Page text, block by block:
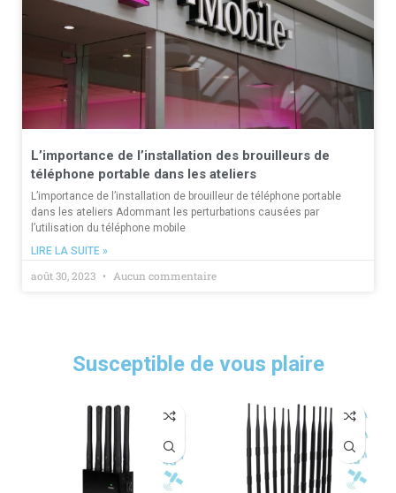
L’importance de l’installation des brouilleurs de
téléphone portable dans les ateliers
L’importance de l’installation de brouilleur de téléphone portable
dans les ateliers Adommant les perturbations causées par
l’utilisation du téléphone mobile
LIRE LA SUITE »
août 30, 2023 Aucun commentaire
Susceptible de vous plaire